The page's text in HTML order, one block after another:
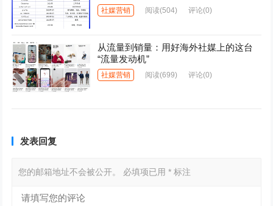
社媒营销 阅读(504) 评论(0)
从流量到销量：用好海外社媒上的这台
“流量发动机”
社媒营销 阅读(699) 评论(0)
发表回复
您的邮箱地址不会被公开。 必填项已用* 标注